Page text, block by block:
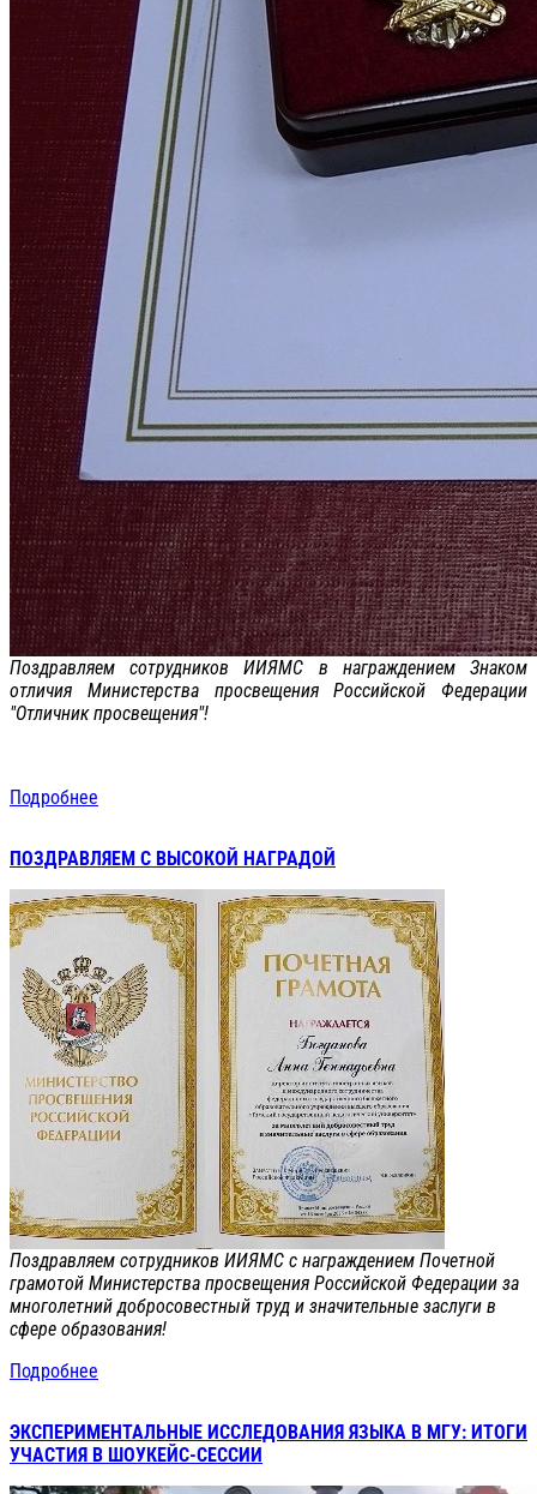
Поздравляем сотрудников ИИЯМС в награждением Знаком
отличия Министерства просвещения Российской Федерации
"Отличник просвещения"!
Подробнее
ПОЗДРАВЛЯЕМ С ВЫСОКОЙ НАГРАДОЙ
Поздравляем сотрудников ИИЯМС с награждением Почетной
грамотой Министерства просвещения Российской Федерации за
многолетний добросовестный труд и значительные заслуги в
сфере образования!
Подробнее
ЭКСПЕРИМЕНТАЛЬНЫЕ ИССЛЕДОВАНИЯ ЯЗЫКА В МГУ: ИТОГИ
УЧАСТИЯ В ШОУКЕЙС-СЕССИИ